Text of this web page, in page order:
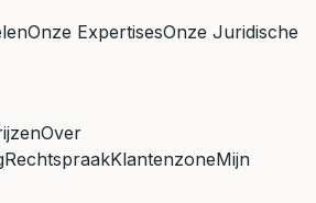
Onze ExpertisesOnze Juridische
Over
RechtspraakKlantenzoneMijn